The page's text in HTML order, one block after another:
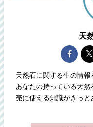
天
天然石に関する生の情
あなたの持っている天
売に使える知識がきっと